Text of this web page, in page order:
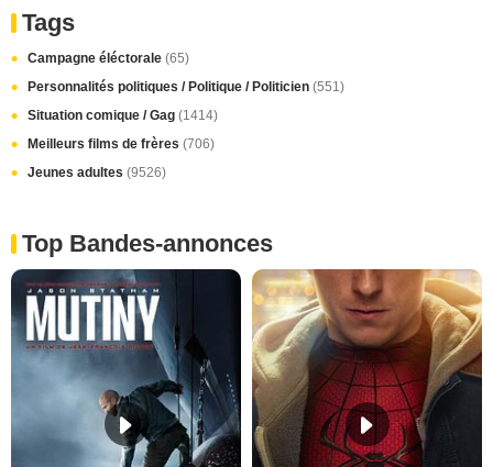
Tags
Campagne éléctorale (65)
Personnalités politiques / Politique / Politicien (551)
Situation comique / Gag (1414)
Meilleurs films de frères (706)
Jeunes adultes (9526)
Top Bandes-annonces